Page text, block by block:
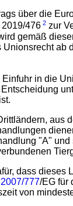
über die
476 2 zur
gemäß
in die
aus
"A"
dass
2007/777/EG für
von